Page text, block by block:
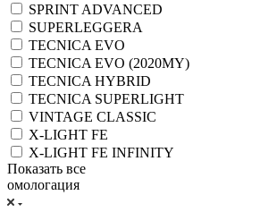
SPRINT ADVANCED
SUPERLEGGERA
TECNICA EVO
TECNICA EVO (2020MY)
TECNICA HYBRID
TECNICA SUPERLIGHT
VINTAGE CLASSIC
X-LIGHT FE
X-LIGHT FE INFINITY
Показать все
омологация